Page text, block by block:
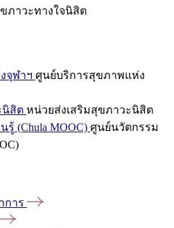
ภาวะทางใจนิสิต
จุฬาฯ ศูนย์บริการสุขภาพแห่ง
นิสิต หน่วยส่งเสริมสุขภาวะนิสิต
(Chula MOOC) ศูนย์นวัตกรรม
การ